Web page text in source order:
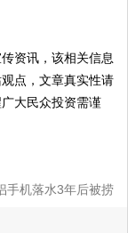
资讯，该相关信息
点，文章真实性请
大民众投资需谨
手机落水3年后被捞
密码！两人如今…